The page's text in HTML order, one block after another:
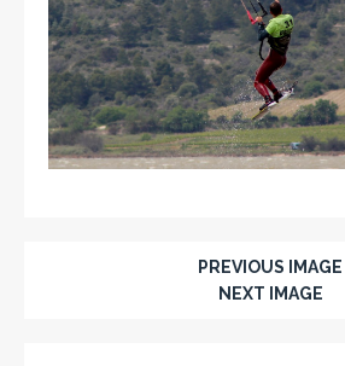
PREVIOUS IMAGE
NEXT IMAGE